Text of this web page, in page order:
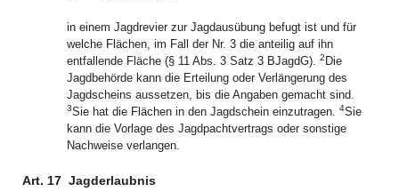
in einem Jagdrevier zur Jagdausübung befugt ist und für
welche Flächen, im Fall der Nr. 3 die anteilig auf ihn
entfallende Fläche (§ 11 Abs. 3 Satz 3 BJagdG). 2 Die
Jagdbehörde kann die Erteilung oder Verlängerung des
Jagdscheins aussetzen, bis die Angaben gemacht sind.
3Sie hat die Flächen in den Jagdschein einzutragen. 4Sie
kann die Vorlage des Jagdpachtvertrags oder sonstige
Nachweise verlangen.
Art. 17 Jagderlaubnis